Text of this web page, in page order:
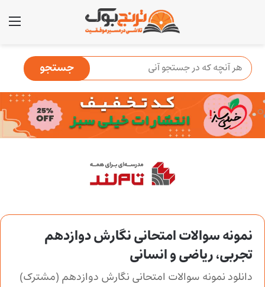
نمونه سوالات امتحانی نگارش دوازدهم
تجربی، ریاضی و انسانی
دانلود نمونه سوالات امتحانی نگارش دوازدهم (مشترک)